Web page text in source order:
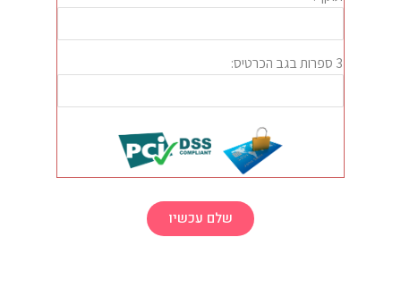
שלם עכשיו